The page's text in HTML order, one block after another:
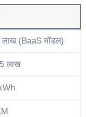
लाख (BaaS मॉडल)
लाख